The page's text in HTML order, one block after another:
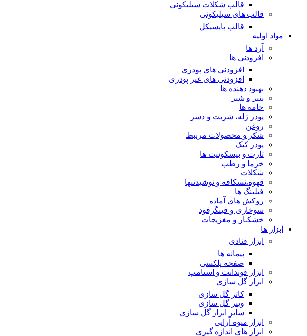
قالب شکلات سیلیکونی
قالب های سیلیکونی
قالب پاپسیکل
مواد اولیه
آرد ها
افزودنی ها
افزودنی های پودری
افزودنی های غیر پودری
بهبود دهنده ها
پنیر و شیر
خامه ها
پودر ژله، شربت و دسر
روغن
شکر و محصولات مرتبط
پودر کیک
تارت و بیسکوئیت ها
خرما و رطب
شکلات
قهوه،نسکافه و نوشیدنیها
فیلینگ ها
روکش های آماده
سوخاری و فینگرفود
خشکبار و مغزیجات
ابزار ها
ابزار قنادی
پیمانه ها
صفحه پلکسی
ابزار فوندانت و استامپ
ابزار گل سازی
کاتر گل سازی
وینر گل سازی
سایر ابزار گل سازی
ابزار میوه آرایی
ابزار های اندازه گیری